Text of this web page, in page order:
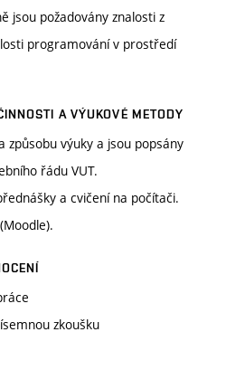
jsou požadovány znalosti z
programování v prostředí
A VÝUKOVÉ METODY
způsobu výuky a jsou popsány
řádu VUT.
a cvičení na počítači.
zkoušku